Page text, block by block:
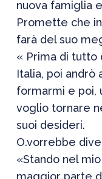
nuova famiglia
Promette che
farà del suo
« Prima di tutto
Italia, poi andrò
formarmi e poi,
voglio tornare
suoi desideri.
O.vorrebbe
«Stando nel
maggior parte